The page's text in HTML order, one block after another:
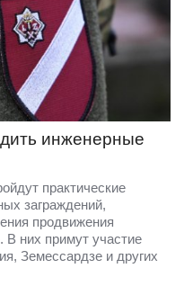
инженерные
практические
заграждений,
продвижения
В них примут участие
Земессардзе и других